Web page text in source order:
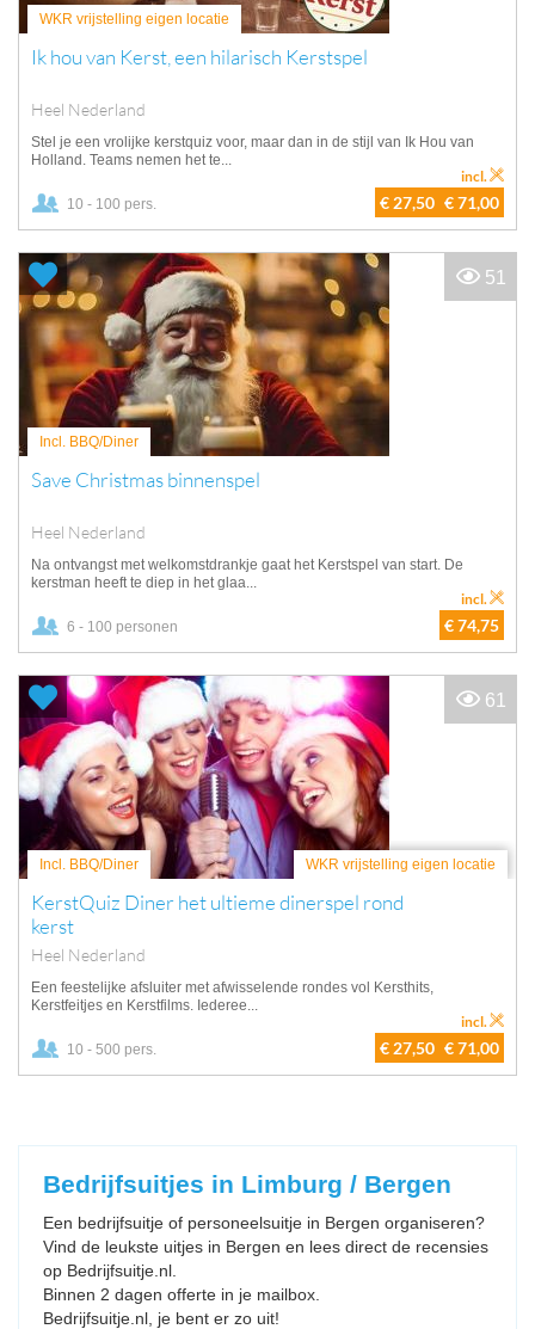
WKR vrijstelling eigen locatie
Ik hou van Kerst, een hilarisch Kerstspel
Heel Nederland
Stel je een vrolijke kerstquiz voor, maar dan in de stijl van Ik Hou van
Holland. Teams nemen het te...
10 - 100 pers. € 27,50 € 71,00
incl.
Incl. BBQ/Diner
Save Christmas binnenspel
Heel Nederland
Na ontvangst met welkomstdrankje gaat het Kerstspel van start. De
kerstman heeft te diep in het glaa...
6 - 100 personen € 74,75
incl.
51
Incl. BBQ/Diner WKR vrijstelling eigen locatie
KerstQuiz Diner het ultieme dinerspel rond
kerst
Heel Nederland
Een feestelijke afsluiter met afwisselende rondes vol Kersthits,
Kerstfeitjes en Kerstfilms. Iederee...
10 - 500 pers. € 27,50 € 71,00
incl.
61
Bedrijfsuitjes in Limburg / Bergen
Een bedrijfsuitje of personeelsuitje in Bergen organiseren?
Vind de leukste uitjes in Bergen en lees direct de recensies
op Bedrijfsuitje.nl.
Binnen 2 dagen offerte in je mailbox.
Bedrijfsuitje.nl, je bent er zo uit!